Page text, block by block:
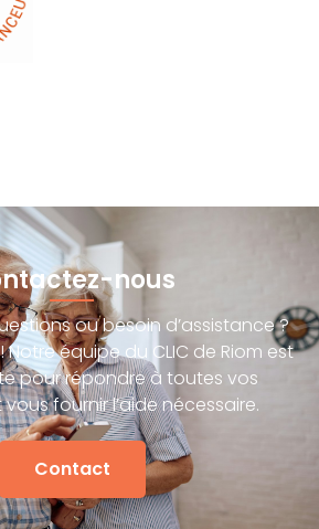
nous
ou besoin d’assistance ?
équipe du CLIC de Riom est
pour répondre à toutes vos
fournir l’aide nécessaire.
Contact